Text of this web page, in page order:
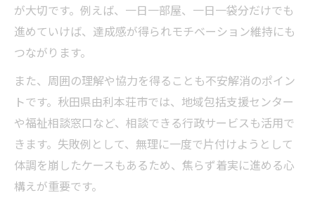
が大切です。例えば、一日一部屋、一日一袋分だけでも
進めていけば、達成感が得られモチベーション維持にも
つながります。
また、周囲の理解や協力を得ることも不安解消のポイン
トです。秋田県由利本荘市では、地域包括支援センター
や福祉相談窓口など、相談できる行政サービスも活用で
きます。失敗例として、無理に一度で片付けようとして
体調を崩したケースもあるため、焦らず着実に進める心
構えが重要です。